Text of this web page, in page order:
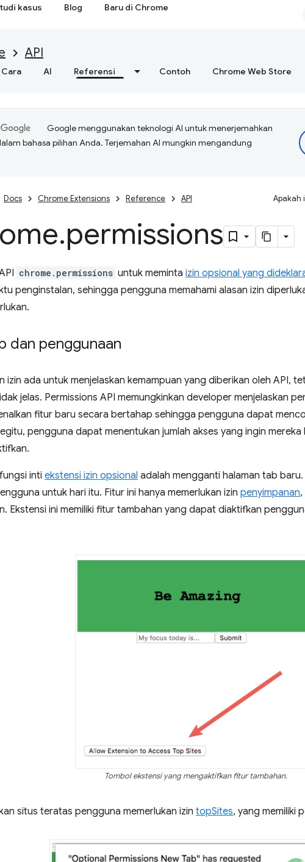
kasus Blog Baru di Chrome
API
Cara AI Referensi Contoh Chrome Web Store
Google menggunakan teknologi AI untuk menerjemahkan
bahasa pilihan Anda. Terjemahan AI mungkin mengandung
Docs Chrome Extensions Reference API Apakah
.permissions
chrome.permissions untuk meminta izin opsional yang
penginstalan, sehingga pengguna memahami alasan izin
dan penggunaan
izin ada untuk menjelaskan kemampuan yang diberikan oleh API,
jelas. Permissions API memungkinkan developer menjelaskan
fitur baru secara bertahap sehingga pengguna dapat
pengguna dapat menentukan jumlah akses yang ingin
inti ekstensi izin opsional adalah mengganti halaman tab
untuk hari itu. Fitur ini hanya memerlukan izin penyimpanan
Ekstensi ini memiliki fitur tambahan yang dapat diaktifkan
Tombol ekstensi yang mengaktifkan fitur tambahan.
situs teratas pengguna memerlukan izin topSites, yang memiliki